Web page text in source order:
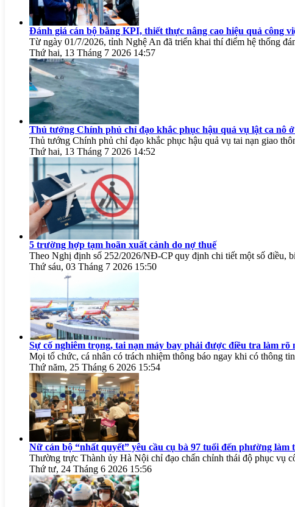
Đánh giá cán bộ bằng KPI, thiết thực nâng cao hiệu quả công
Từ ngày 01/7/2026, tỉnh Nghệ An đã triển khai thí điểm hệ thống
Thứ hai, 13 Tháng 7 2026 14:57
Thủ tướng Chính phủ chỉ đạo khắc phục hậu quả vụ lật ca nô
Thủ tướng Chính phủ chỉ đạo khắc phục hậu quả vụ tai nạn giao
Thứ hai, 13 Tháng 7 2026 14:52
5 trường hợp tạm hoãn xuất cảnh do nợ thuế
Theo Nghị định số 252/2026/NĐ-CP quy định chi tiết một số điều,
Thứ sáu, 03 Tháng 7 2026 15:50
Sự cố nghiêm trọng, tai nạn máy bay phải được điều tra làm rõ
Mọi tổ chức, cá nhân có trách nhiệm thông báo ngay khi có thông
Thứ năm, 25 Tháng 6 2026 15:54
Nữ cán bộ “nhất quyết” yêu cầu cụ bà 97 tuổi đến phường làm
Thường trực Thành ủy Hà Nội chỉ đạo chấn chỉnh thái độ phục vụ
Thứ tư, 24 Tháng 6 2026 15:56